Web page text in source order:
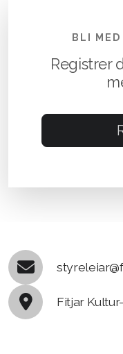
BLI
Registrer
Fitjar